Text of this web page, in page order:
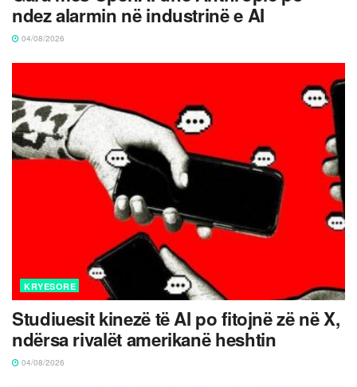
ndez alarmin në industrinë e AI
04/08/2026
KRYESORE
Studiuesit kinezë të AI po fitojnë zë në X,
ndërsa rivalët amerikanë heshtin
04/08/2026